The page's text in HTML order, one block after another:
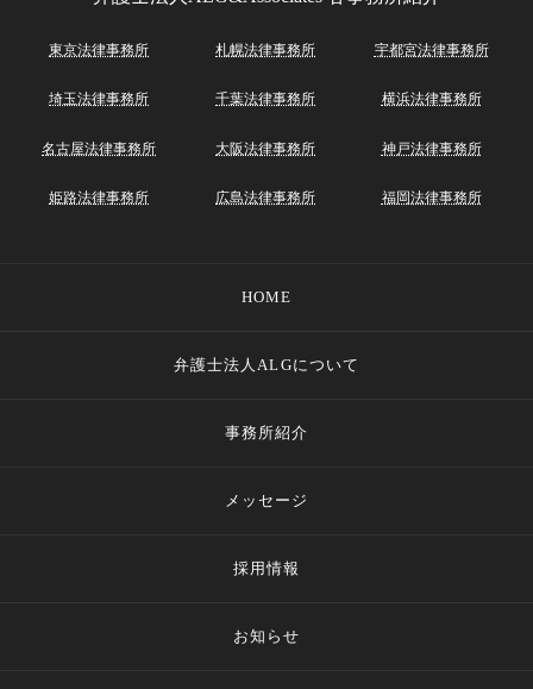
東京法律事務所 札幌法律事務所 宇都宮法律事務所
埼玉法律事務所 千葉法律事務所 横浜法律事務所
名古屋法律事務所 大阪法律事務所 神戸法律事務所
姫路法律事務所 広島法律事務所 福岡法律事務所
HOME
弁護士法人ALGについて
事務所紹介
メッセージ
採用情報
お知らせ